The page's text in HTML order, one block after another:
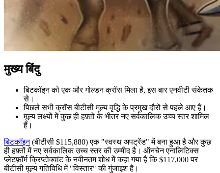
मुख्य बिंदु
बिटकॉइन को एक और गोल्डन क्रॉस मिला है, इस बार एनवीटी संकेतक
से।
पिछले सभी क्रॉस बीटीसी मूल्य वृद्धि के प्रमुख दौरों से पहले आए हैं।
मूल्य लक्ष्यों में कुछ ही हफ़्तों के भीतर नए सर्वकालिक उच्च स्तर शामिल
हैं।
बिटकॉइन(बीटीसी $115,880) एक "स्वस्थ अपट्रेंड" में बना हुआ है और कुछ
ही हफ़्तों में नए सर्वकालिक उच्च स्तर की उम्मीद है। ऑनचेन एनालिटिक्स
प्लेटफ़ॉर्म क्रिप्टोक्वांट के नवीनतम शोध में कहा गया है कि $117,000 पर
बीटीसी मूल्य गतिविधि में "विस्तार" की गुंजाइश है।